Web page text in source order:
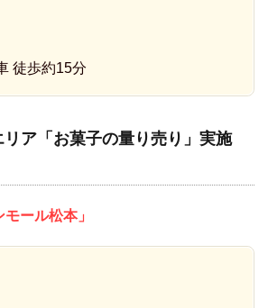
徒歩約15分
ア「お菓子の量り売り」実施
ール松本」